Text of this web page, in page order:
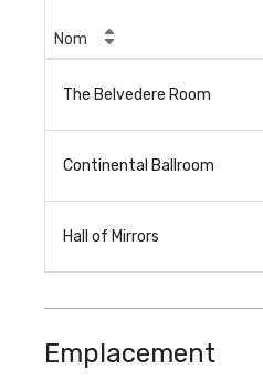
Nom
The Belvedere Room
Continental Ballroom
Hall of Mirrors
Emplacement